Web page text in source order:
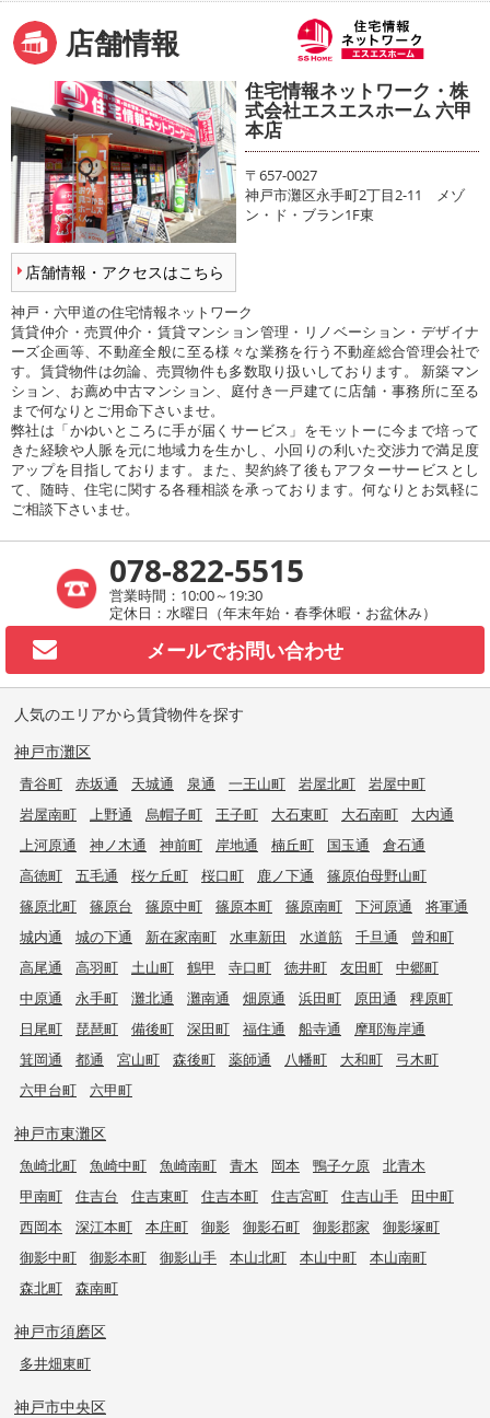
店舗情報
店舗情報・アクセスはこちら
住宅情報ネットワーク・株
式会社エスエスホーム 六甲
本店
〒657-0027
神戸市灘区永手町2丁目2-11 メゾ
ン・ド・ブラン1F東
神戸・六甲道の住宅情報ネットワーク
賃貸仲介・売買仲介・賃貸マンション管理・リノベーション・デザイナ
ーズ企画等、不動産全般に至る様々な業務を行う不動産総合管理会社で
す。賃貸物件は勿論、売買物件も多数取り扱いしております。 新築マン
ション、お薦め中古マンション、庭付き一戸建てに店舗・事務所に至る
まで何なりとご用命下さいませ。
弊社は「かゆいところに手が届くサービス」をモットーに今まで培って
きた経験や人脈を元に地域力を生かし、小回りの利いた交渉力で満足度
アップを目指しております。また、契約終了後もアフターサービスとし
て、随時、住宅に関する各種相談を承っております。何なりとお気軽に
ご相談下さいませ。
078-822-5515
営業時間：10:00～19:30
定休日：水曜日（年末年始・春季休暇・お盆休み）
メールでお問い合わせ
人気のエリアから賃貸物件を探す
神戸市灘区
青谷町 赤坂通 天城通 泉通 一王山町 岩屋北町
岩屋中町
岩屋南町
上野通 烏帽子町 王子町 大石東町 大石南町
大内通
上河原通
神ノ木通 神前町 岸地通 楠丘町 国玉通
倉石通
高徳町
五毛通 桜ケ丘町 桜口町 鹿ノ下通
篠原伯母野山町
篠原北町
篠原台 篠原中町 篠原本町 篠原南町 下河原通
将軍通
城内通
城の下通 新在家南町 水車新田 水道筋 千旦通
曾和町
高尾通
高羽町 土山町 鶴甲 寺口町 徳井町 友田町
中郷町
中原通
永手町 灘北通 灘南通 畑原通 浜田町 原田通
稗原町
日尾町
琵琶町 備後町 深田町 福住通 船寺通
摩耶海岸通
箕岡通
都通 宮山町 森後町 薬師通 八幡町 大和町
弓木町
六甲台町
六甲町
神戸市東灘区
魚崎北町 魚崎中町 魚崎南町 青木 岡本 鴨子ケ原
北青木
甲南町
住吉台 住吉東町 住吉本町 住吉宮町 住吉山手
田中町
西岡本
深江本町 本庄町 御影 御影石町 御影郡家
御影塚町
御影中町
御影本町 御影山手 本山北町 本山中町
本山南町
森北町
森南町
神戸市須磨区
多井畑東町
神戸市中央区